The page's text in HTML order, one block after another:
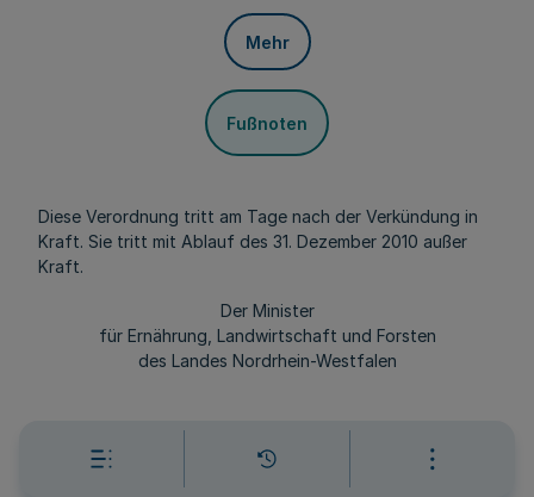
Mehr
Fußnoten
Diese Verordnung tritt am Tage nach der Verkündung in
Kraft. Sie tritt mit Ablauf des 31. Dezember 2010 außer
Kraft.
Der Minister
für Ernährung, Landwirtschaft und Forsten
des Landes Nordrhein-Westfalen